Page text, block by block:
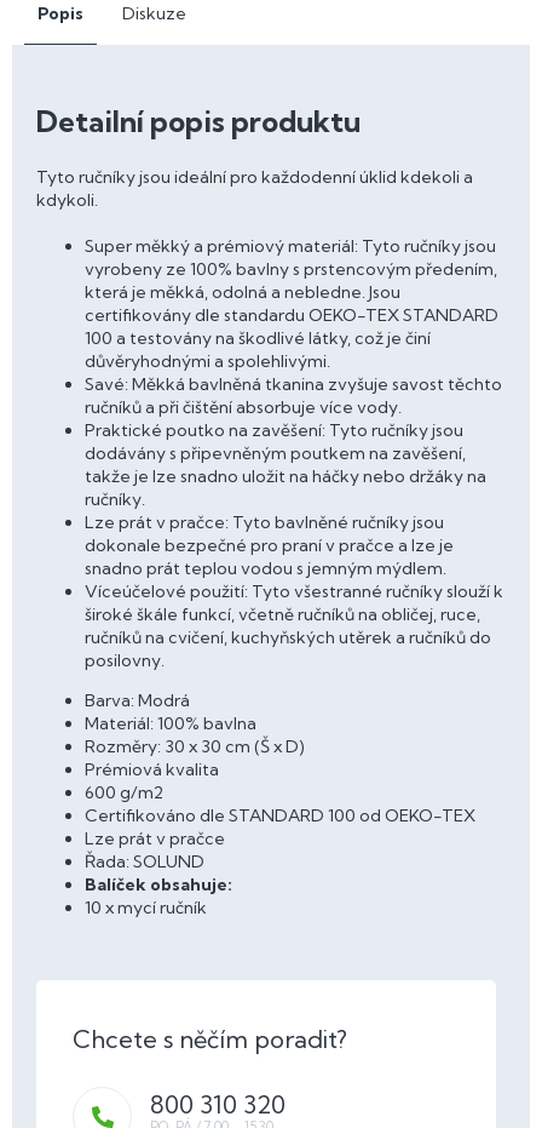
Popis Diskuze
Detailní popis produktu
Tyto ručníky jsou ideální pro každodenní úklid kdekoli a
kdykoli.
Super měkký a prémiový materiál: Tyto ručníky jsou
vyrobeny ze 100% bavlny s prstencovým předením,
která je měkká, odolná a nebledne. Jsou
certifikovány dle standardu OEKO-TEX STANDARD
100 a testovány na škodlivé látky, což je činí
důvěryhodnými a spolehlivými.
Savé: Měkká bavlněná tkanina zvyšuje savost těchto
ručníků a při čištění absorbuje více vody.
Praktické poutko na zavěšení: Tyto ručníky jsou
dodávány s připevněným poutkem na zavěšení,
takže je lze snadno uložit na háčky nebo držáky na
ručníky.
Lze prát v pračce: Tyto bavlněné ručníky jsou
dokonale bezpečné pro praní v pračce a lze je
snadno prát teplou vodou s jemným mýdlem.
Víceúčelové použití: Tyto všestranné ručníky slouží k
široké škále funkcí, včetně ručníků na obličej, ruce,
ručníků na cvičení, kuchyňských utěrek a ručníků do
posilovny.
Barva: Modrá
Materiál: 100% bavlna
Rozměry: 30 x 30 cm (Š x D)
Prémiová kvalita
600 g/m2
Certifikováno dle STANDARD 100 od OEKO-TEX
Lze prát v pračce
Řada: SOLUND
Balíček obsahuje:
10 x mycí ručník
800 310 320